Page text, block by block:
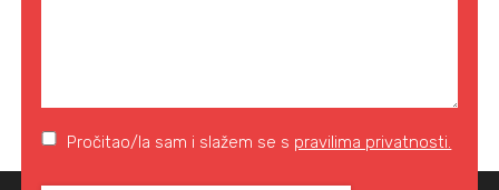
Pročitao/la sam i slažem se s pravilima privatnosti.